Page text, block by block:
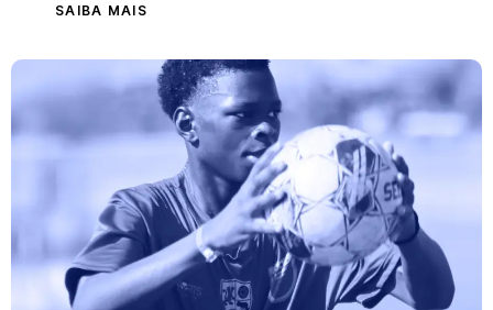
SAIBA MAIS